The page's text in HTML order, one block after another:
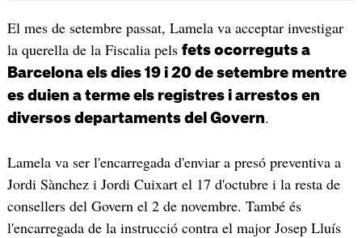
El mes de setembre passat, Lamela va acceptar investigar
la querella de la Fiscalia pels fets ocorreguts a
Barcelona els dies 19 i 20 de setembre mentre
es duien a terme els registres i arrestos en
diversos departaments del Govern.
Lamela va ser l'encarregada d'enviar a presó preventiva a
Jordi Sànchez i Jordi Cuixart el 17 d'octubre i la resta de
consellers del Govern el 2 de novembre. També és
l'encarregada de la instrucció contra el major Josep Lluís